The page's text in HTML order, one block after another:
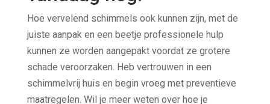
Hoe vervelend schimmels ook kunnen zijn, met de
juiste aanpak en een beetje professionele hulp
kunnen ze worden aangepakt voordat ze grotere
schade veroorzaken. Heb vertrouwen in een
schimmelvrij huis en begin vroeg met preventieve
maatregelen. Wil je meer weten over hoe je